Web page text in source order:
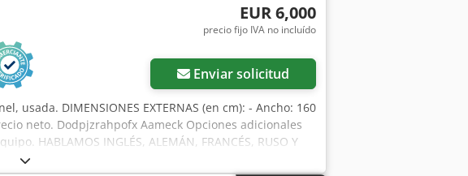
EUR 6,000
precio fijo IVA no incluído
Enviar solicitud
usada. DIMENSIONES EXTERNAS (en cm): - Ancho: 160
neto. Dodpjzrahpofx Aameck Opciones adicionales
HABLAMOS INGLÉS, ALEMÁN, FRANCÉS, RUSO Y